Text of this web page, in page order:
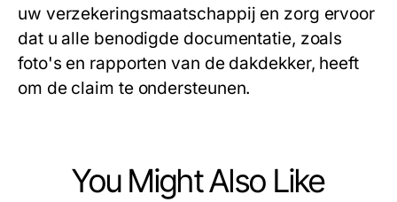
uw verzekeringsmaatschappij en zorg ervoor
dat u alle benodigde documentatie, zoals
foto's en rapporten van de dakdekker, heeft
om de claim te ondersteunen.
You Might Also Like